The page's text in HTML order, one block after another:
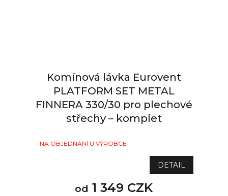
Komínová lávka Eurovent
PLATFORM SET METAL
FINNERA 330/30 pro plechové
střechy – komplet
NA OBJEDNÁNÍ U VÝROBCE
od 1 349 CZK
DETAIL